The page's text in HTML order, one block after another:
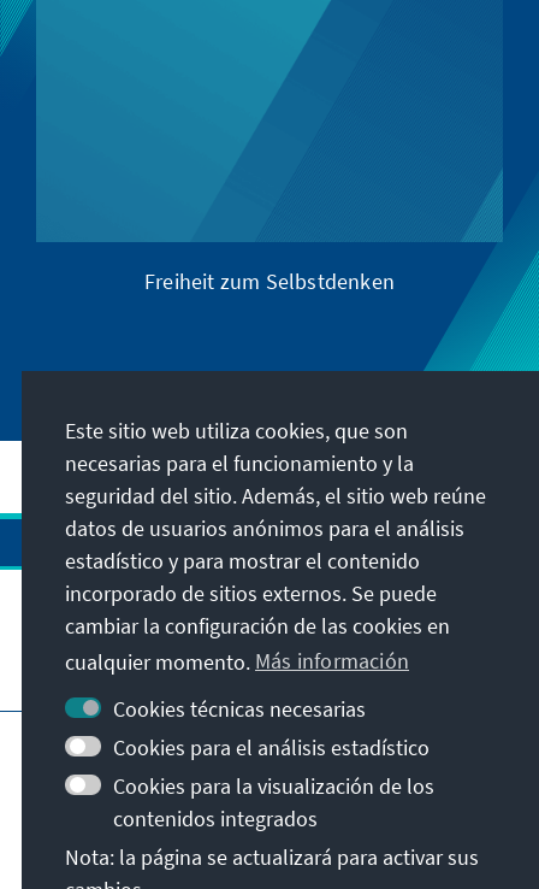
Freiheit zum Selbstdenken
Visita también
Pie de imprenta
Indicaciones sobre la protección de datos
Condiciones de uso
Declaración sobre accesibilidad
Notificar barrera
Este sitio web utiliza cookies, que son
necesarias para el funcionamiento y la
seguridad del sitio. Además, el sitio web reúne
datos de usuarios anónimos para el análisis
estadístico y para mostrar el contenido
incorporado de sitios externos. Se puede
cambiar la configuración de las cookies en
cualquier momento. Más información
Cookies técnicas necesarias
Cookies para el análisis estadístico
Cookies para la visualización de los
contenidos integrados
Nota: la página se actualizará para activar sus